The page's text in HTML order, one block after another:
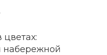
цветах:
набережной